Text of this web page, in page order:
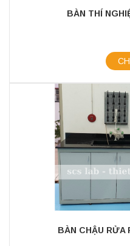
BÀN THÍ
BÀN CHẬU RỬA